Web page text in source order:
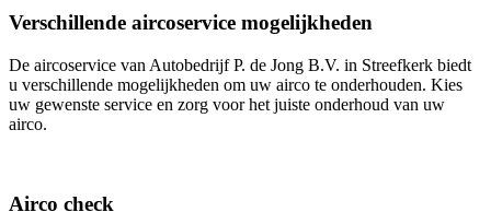
Verschillende aircoservice mogelijkheden
De aircoservice van Autobedrijf P. de Jong B.V. in Streefkerk biedt
u verschillende mogelijkheden om uw airco te onderhouden. Kies
uw gewenste service en zorg voor het juiste onderhoud van uw
airco.
Airco check